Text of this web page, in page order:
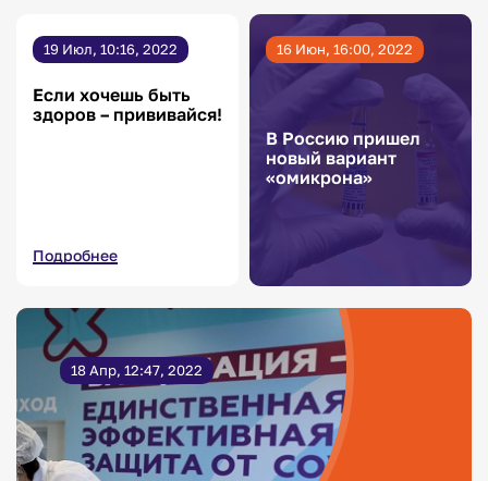
19 Июл, 10:16, 2022
Если хочешь быть
здоров – прививайся!
Подробнее
16 Июн, 16:00, 2022
В Россию пришел
новый вариант
«омикрона»
18 Апр, 12:47, 2022